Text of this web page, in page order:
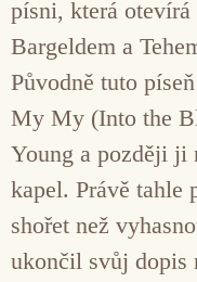
písni, která otevírá
Bargeldem a
Původně tuto
My My (Into the
Young a později ji
kapel. Právě tahle
shořet než
ukončil svůj dopis